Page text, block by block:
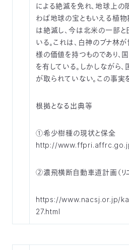
による絶滅を免れ、地球上
わば地球の宝ともいえる植
は絶滅し、今は北米の一部
いる。これは、白神のブナ林
様の価値を持つものであり
を有している。しかしながら
が取られていない。この事実
根拠となる出典等
①希少樹種の現状と保全
http://
②濃飛横断自動車道計画（リ
https://www.nacsj.or.jp/
27.html